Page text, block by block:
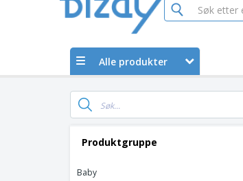
Alle produkter
Produktgruppe
Baby